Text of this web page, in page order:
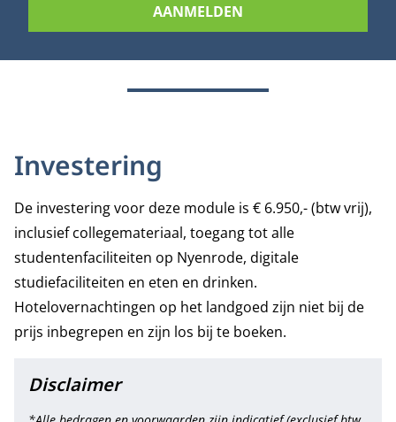
AANMELDEN
Investering
De investering voor deze module is € 6.950,- (btw vrij),
inclusief collegemateriaal, toegang tot alle
studentenfaciliteiten op Nyenrode, digitale
studiefaciliteiten en eten en drinken.
Hotelovernachtingen op het landgoed zijn niet bij de
prijs inbegrepen en zijn los bij te boeken.
Disclaimer